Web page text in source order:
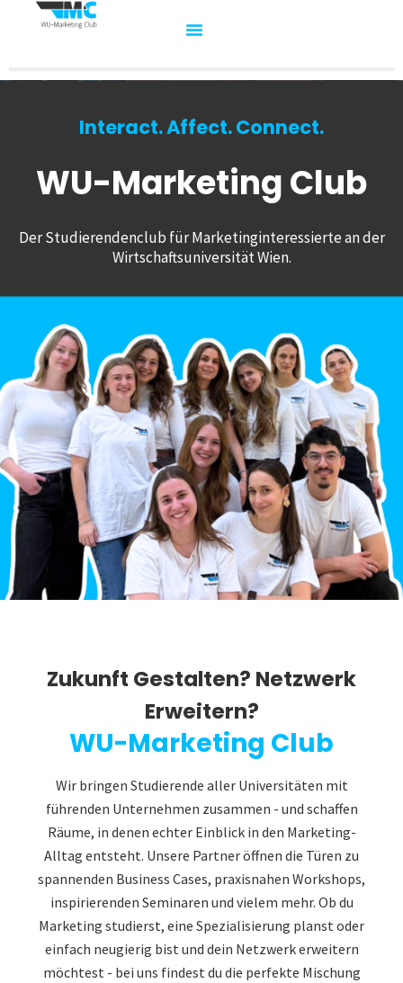
Interact. Affect. Connect.
WU-Marketing Club
Der Studierendenclub für Marketinginteressierte an der
Wirtschaftsuniversität Wien.
Zukunft Gestalten? Netzwerk
Erweitern?
WU-Marketing Club
Wir bringen Studierende aller Universitäten mit
führenden Unternehmen zusammen - und schaffen
Räume, in denen echter Einblick in den Marketing-
Alltag entsteht. Unsere Partner öffnen die Türen zu
spannenden Business Cases, praxisnahen Workshops,
inspirierenden Seminaren und vielem mehr. Ob du
Marketing studierst, eine Spezialisierung planst oder
einfach neugierig bist und dein Netzwerk erweitern
möchtest - bei uns findest du die perfekte Mischung